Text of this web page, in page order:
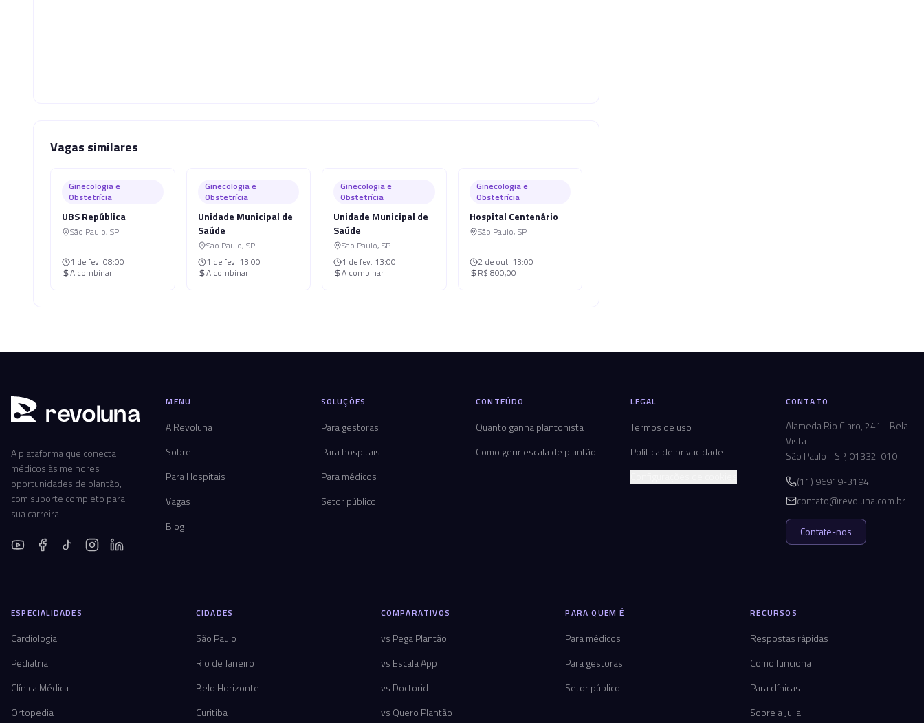
Vagas similares
Ginecologia e
Obstetrícia
UBS República
São Paulo, SP
1 de fev. 08:00
A combinar
Ginecologia e
Obstetrícia
Unidade Municipal de
Saúde
Sao Paulo, SP
1 de fev. 13:00
A combinar
Ginecologia e
Obstetrícia
Unidade Municipal de
Saúde
Sao Paulo, SP
1 de fev. 13:00
A combinar
Ginecologia e
Obstetrícia
Hospital Centenário
São Paulo, SP
2 de out. 13:00
R$ 800,00
revoluna
A plataforma que conecta
médicos às melhores
oportunidades de plantão,
com suporte completo para
sua carreira.
MENU
A Revoluna
Sobre
Para Hospitais
Vagas
Blog
SOLUÇÕES
Para gestoras
Para hospitais
Para médicos
Setor público
CONTEÚDO
Quanto ganha plantonista
Como gerir escala de plantão
LEGAL
Termos de uso
Política de privacidade
CONTATO
Alameda Rio Claro, 241 - Bela
Vista
São Paulo - SP, 01332-010
(11) 96919-3194
contato@revoluna.com.br
Contate-nos
ESPECIALIDADES
Cardiologia
Pediatria
Clínica Médica
Ortopedia
CIDADES
São Paulo
Rio de Janeiro
Belo Horizonte
Curitiba
COMPARATIVOS
vs Pega Plantão
vs Escala App
vs Doctorid
vs Quero Plantão
PARA QUEM É
Para médicos
Para gestoras
Setor público
RECURSOS
Respostas rápidas
Como funciona
Para clínicas
Sobre a Julia